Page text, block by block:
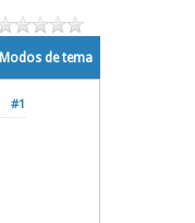
Modos de tema
#1